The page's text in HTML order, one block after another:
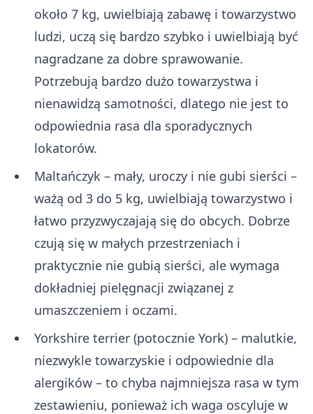
około 7 kg, uwielbiają zabawę i towarzystwo
ludzi, uczą się bardzo szybko i uwielbiają być
nagradzane za dobre sprawowanie.
Potrzebują bardzo dużo towarzystwa i
nienawidzą samotności, dlatego nie jest to
odpowiednia rasa dla sporadycznych
lokatorów.
Maltańczyk – mały, uroczy i nie gubi sierści –
ważą od 3 do 5 kg, uwielbiają towarzystwo i
łatwo przyzwyczajają się do obcych. Dobrze
czują się w małych przestrzeniach i
praktycznie nie gubią sierści, ale wymaga
dokładniej pielęgnacji związanej z
umaszczeniem i oczami.
Yorkshire terrier (potocznie York) – malutkie,
niezwykle towarzyskie i odpowiednie dla
alergików – to chyba najmniejsza rasa w tym
zestawieniu, ponieważ ich waga oscyluje w